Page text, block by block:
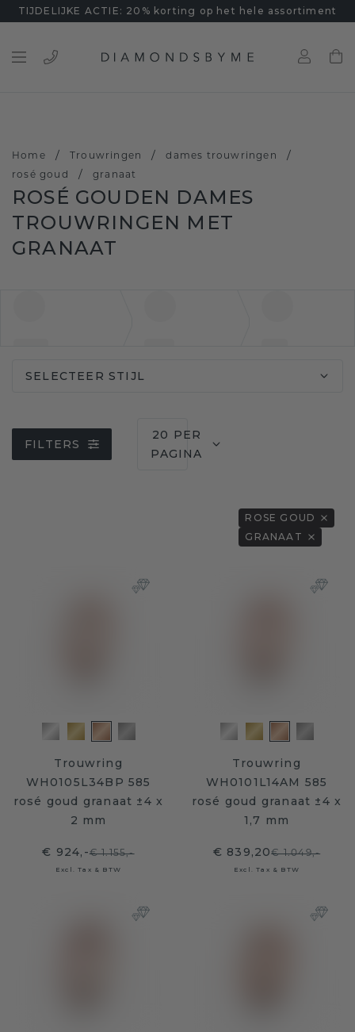
TIJDELIJKE ACTIE: 20% korting op het hele assortiment
Home / Trouwringen / dames trouwringen /
rosé goud / granaat
ROSÉ GOUDEN DAMES
TROUWRINGEN MET
GRANAAT
SELECTEER STIJL
FILTERS
20 PER
PAGINA
ROSE GOUD
GRANAAT
Trouwring
WH0105L34BP 585
rosé goud granaat ±4 x
2 mm
€ 924,-€ 1.155,-
Excl. Tax & BTW
Trouwring
WH0101L14AM 585
rosé goud granaat ±4 x
1,7 mm
€ 839,20€ 1.049,-
Excl. Tax & BTW